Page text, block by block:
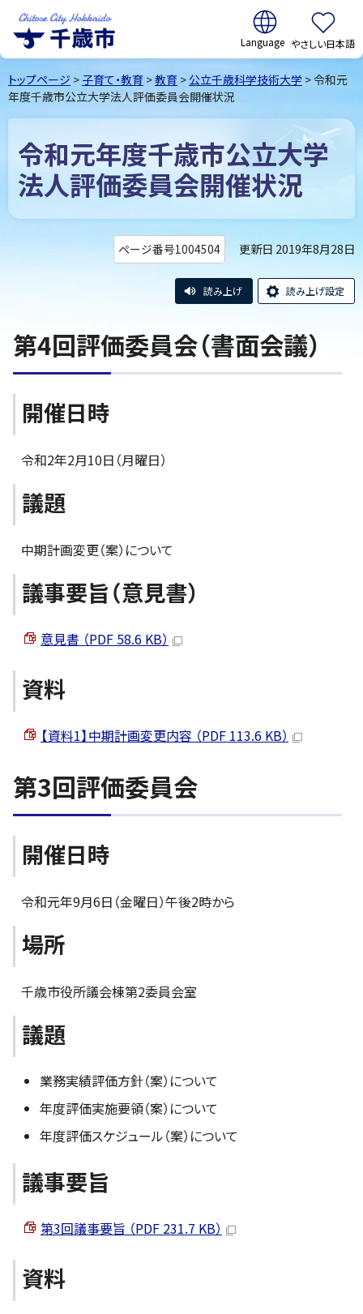
千歳市Chitose
City Hokkaido
翻訳:
やさしい日本語
トップページ > 子育て・教育 >教育 > 公立千歳科学技術大学 > 令和元
年度千歳市公立大学法人評価委員会開催状況
令和元年度千歳市公立大学
法人評価委員会開催状況
ページ番号1004504 更新日 2019年8月28日
読み上げ 読み上げ設定
第4回評価委員会（書面会議）
開催日時
令和2年2月10日（月曜日）
議題
中期計画変更（案）について
議事要旨（意見書）
意見書 （PDF 58.6 KB）
資料
【資料1】中期計画変更内容 （PDF 113.6 KB）
第3回評価委員会
開催日時
令和元年9月6日（金曜日）午後2時から
場所
千歳市役所議会棟第2委員会室
議題
業務実績評価方針（案）について
年度評価実施要領（案）について
年度評価スケジュール（案）について
議事要旨
第3回議事要旨 （PDF 231.7 KB）
資料